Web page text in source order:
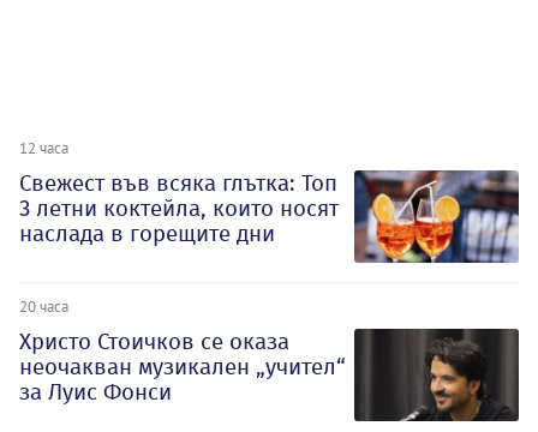
12 часа
Свежест във всяка глътка: Топ
3 летни коктейла, които носят
наслада в горещите дни
20 часа
Христо Стоичков се оказа
неочакван музикален „учител“
за Луис Фонси